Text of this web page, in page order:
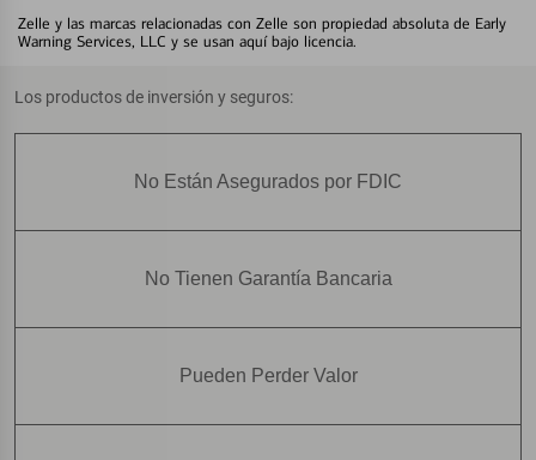
Zelle y las marcas relacionadas con Zelle son propiedad absoluta de Early
Warning Services, LLC y se usan aquí bajo licencia.
Los productos de inversión y seguros:
No Están Asegurados por FDIC
No Tienen Garantía Bancaria
Pueden Perder Valor